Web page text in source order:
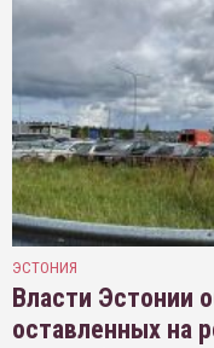
ЭСТОНИЯ
Власти Эстонии
оставленных на